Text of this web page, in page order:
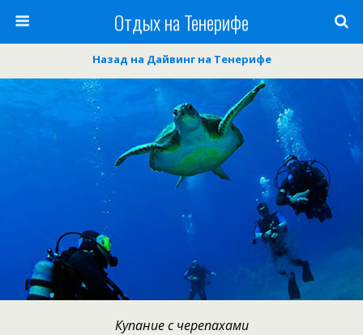
Отдых на Тенерифе
Назад на Дайвинг на Тенерифе
Купание с черепахами